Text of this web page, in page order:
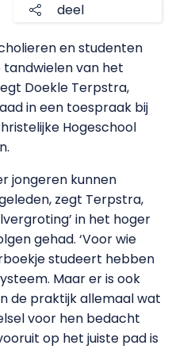
deel
en studenten
van het
Doekle Terpstra,
in een toespraak bij
Hogeschool
jongeren kunnen
zegt Terpstra,
in het hoger
gehad. ‘Voor wie
studeert hebben
Maar er is ook
de praktijk allemaal wat
voor hen bedacht
op het juiste pad is